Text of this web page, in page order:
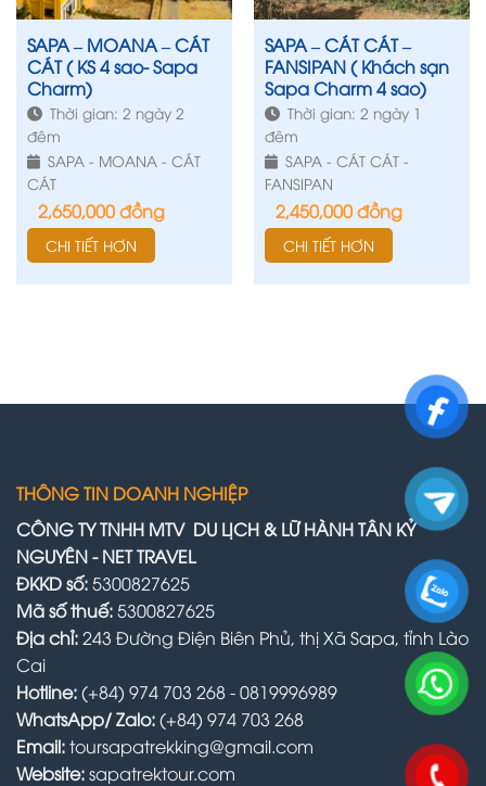
SAPA – MOANA – CÁT
CÁT ( KS 4 sao- Sapa
Charm)
Thời gian: 2 ngày 2
đêm
SAPA - MOANA - CÁT
CÁT
2,650,000đồng
CHI TIẾT HƠN
SAPA – CÁT CÁT –
FANSIPAN ( Khách sạn
Sapa Charm 4 sao)
Thời gian: 2 ngày 1
đêm
SAPA - CÁT CÁT -
FANSIPAN
2,450,000đồng
CHI TIẾT HƠN
THÔNG TIN DOANH NGHIỆP
CÔNG TY TNHH MTV DU LỊCH & LỮ HÀNH TÂN KỶ
NGUYÊN - NET TRAVEL
ĐKKD số:5300827625
Mã số thuế:5300827625
Địa chỉ:243 Đường Điện Biên Phủ, thị Xã Sapa, tỉnh Lào
Cai
Hotline:(+84) 974 703 268 - 0819996989
WhatsApp/ Zalo:(+84) 974 703 268
Email:toursapatrekking@gmail.com
Website:sapatrektour.com